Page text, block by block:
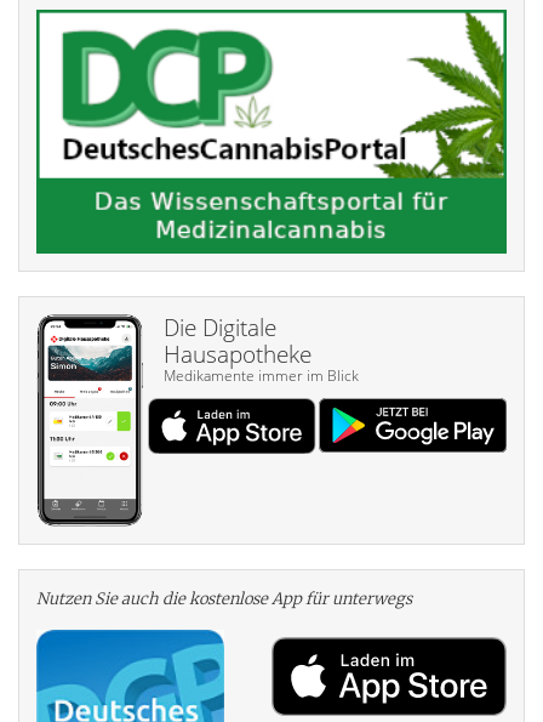
Die Digitale
Hausapotheke
Medikamente immer im Blick
Nutzen Sie auch die kosten­lose App für unterwegs